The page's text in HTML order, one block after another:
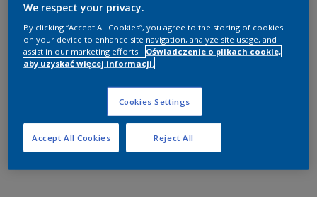
We respect your privacy.
By clicking “Accept All Cookies”, you agree to the storing of cookies
on your device to enhance site navigation, analyze site usage, and
assist in our marketing efforts.
Oświadczenie o plikach cookie,
aby uzyskać więcej informacji.
Cookies Settings
Reject All
Accept All Cookies